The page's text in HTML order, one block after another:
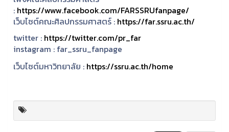
: https://www.facebook.com/FARSSRUfanpage/
เว็บไซต์คณะศิลปกรรมศาสตร์ : https://far.ssru.ac.th/
twitter : https://twitter.com/pr_far
instagram : far_ssru_fanpage
เว็บไซต์มหาวิทยาลัย : https://ssru.ac.th/home